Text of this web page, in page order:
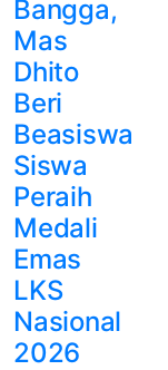
Bangga,
Mas
Dhito
Beri
Beasiswa
Siswa
Peraih
Medali
Emas
LKS
Nasional
2026